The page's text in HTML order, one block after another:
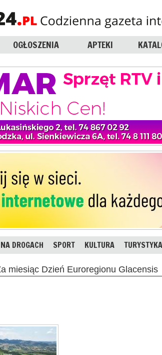
OGŁOSZENIA APTEKI
NA DROGACH SPORT KULTURA TURYSTYKA
miesiąc Dzień Euroregionu Glacensis